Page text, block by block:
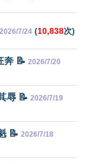
2026/7/24 (10,838次)
奔 📝 2026/7/20
辱 📝 2026/7/19
📝 2026/7/18